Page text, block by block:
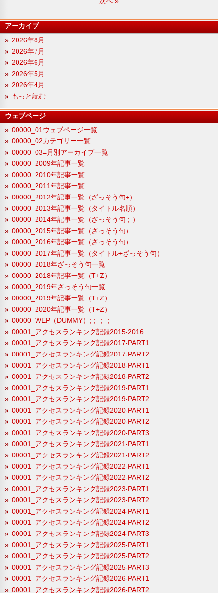
アーカイブ
2026年8月
2026年7月
2026年6月
2026年5月
2026年4月
もっと読む
ウェブページ
00000_01ウェブページ一覧
00000_02カテゴリー一覧
00000_03=月別アーカイブ一覧
00000_2009年記事一覧
00000_2010年記事一覧
00000_2011年記事一覧
00000_2012年記事一覧（ざっそう句+）
00000_2013年記事一覧（タイトル名順）
00000_2014年記事一覧（ざっそう句；）
00000_2015年記事一覧（ざっそう句）
00000_2016年記事一覧（ざっそう句）
00000_2017年記事一覧（タイトル+ざっそう句）
00000_2018年ざっそう句一覧
00000_2018年記事一覧（T+Z）
00000_2019年ざっそう句一覧
00000_2019年記事一覧（T+Z）
00000_2020年記事一覧（T+Z）
00000_WEP（DUMMY）;；；；
00001_アクセスランキング記録2015-2016
00001_アクセスランキング記録2017-PART1
00001_アクセスランキング記録2017-PART2
00001_アクセスランキング記録2018-PART1
00001_アクセスランキング記録2018-PART2
00001_アクセスランキング記録2019-PART1
00001_アクセスランキング記録2019-PART2
00001_アクセスランキング記録2020-PART1
00001_アクセスランキング記録2020-PART2
00001_アクセスランキング記録2020-PART3
00001_アクセスランキング記録2021-PART1
00001_アクセスランキング記録2021-PART2
00001_アクセスランキング記録2022-PART1
00001_アクセスランキング記録2022-PART2
00001_アクセスランキング記録2023-PART1
00001_アクセスランキング記録2023-PART2
00001_アクセスランキング記録2024-PART1
00001_アクセスランキング記録2024-PART2
00001_アクセスランキング記録2024-PART3
00001_アクセスランキング記録2025-PART1
00001_アクセスランキング記録2025-PART2
00001_アクセスランキング記録2025-PART3
00001_アクセスランキング記録2026-PART1
00001_アクセスランキング記録2026-PART2